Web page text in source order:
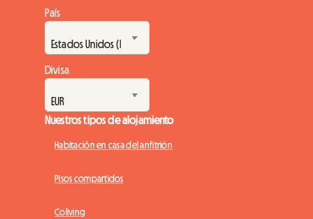
País
Divisa
Nuestros tipos de alojamiento
Habitación en casa del anfitrión
Pisos compartidos
Coliving